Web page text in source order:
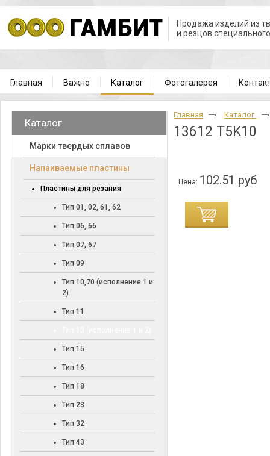
Продажа изделий из
и резцов
Главная Важно Каталог Фотогалерея
Каталог
Марки твердых сплавов
Напаиваемые пластины
Пластины для резания
Тип 01, 02, 61, 62
Тип 06, 66
Тип 07, 67
Тип 09
Тип 10,70 (исполнение 1 и
2)
Тип 11
Тип 15
Тип 16
Тип 18
Тип 23
Тип 32
Тип 43
Главная Каталог
13612 T5K10
Цена: 102.51 руб